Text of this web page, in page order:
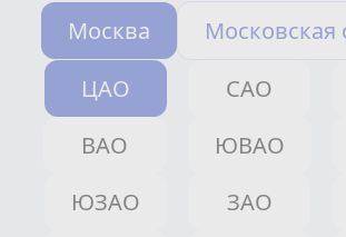
Москва
Московская
ЦАО
САО
ВАО
ЮВАО
ЮЗАО
ЗАО